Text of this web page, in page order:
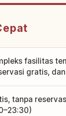
fasilitas
gratis,
tanpa